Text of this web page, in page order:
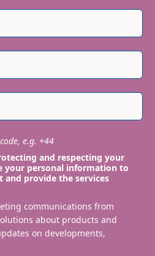
e.g. +44
and respecting your
your personal information to
provide the services
communications from
about products and
on developments,